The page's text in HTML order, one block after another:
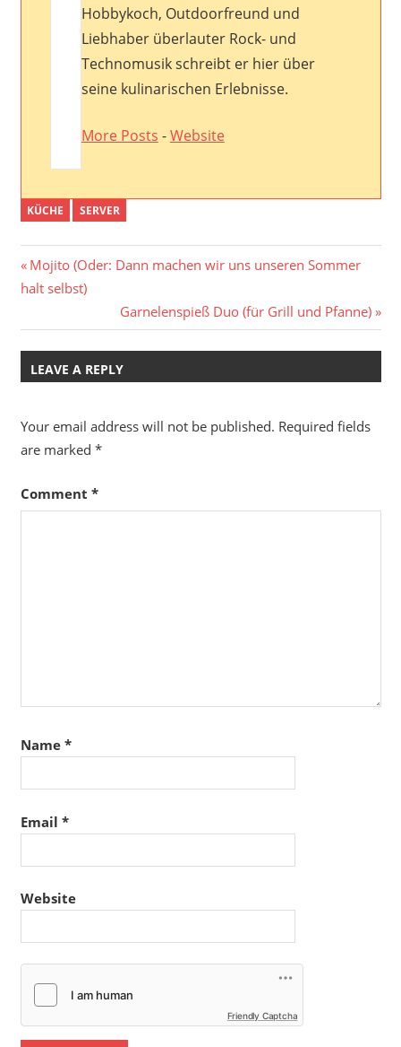
Hobbykoch, Outdoorfreund und
Liebhaber überlauter Rock- und
Technomusik schreibt er hier über
seine kulinarischen Erlebnisse.
More Posts -Website
KÜCHE SERVER
Post
navigation
Previous
Post:
Mojito (Oder: Dann machen wir uns unseren Sommer
halt selbst)
Next
Post:
Garnelenspieß Duo (für Grill und Pfanne)
LEAVE A REPLY
Your email address will not be published. Required fields
are marked *
Comment *
Name *
Email *
Website
Friendly Captcha